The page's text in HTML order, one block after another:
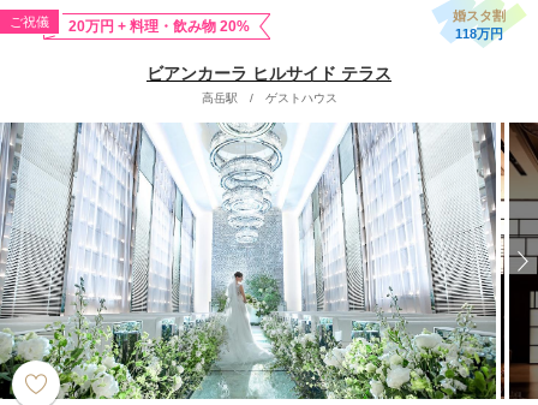
ご祝儀 20万円 + 料理・飲み物 20%
婚スタ割
118万円
ビアンカーラ ヒルサイド テラス
高岳駅 / ゲストハウス